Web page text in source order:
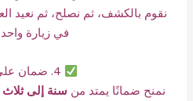
نقوم بالكشف، ثم نصلح، ثم نعيد
في زيارة
نمنح ضمانًا يمتد من سنة إلى